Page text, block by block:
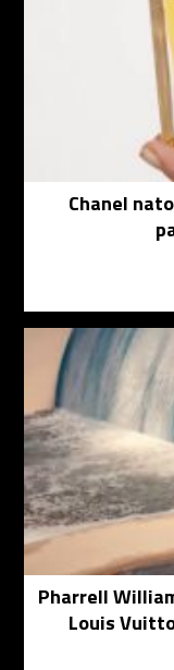
Chanel
Pharrell
Louis